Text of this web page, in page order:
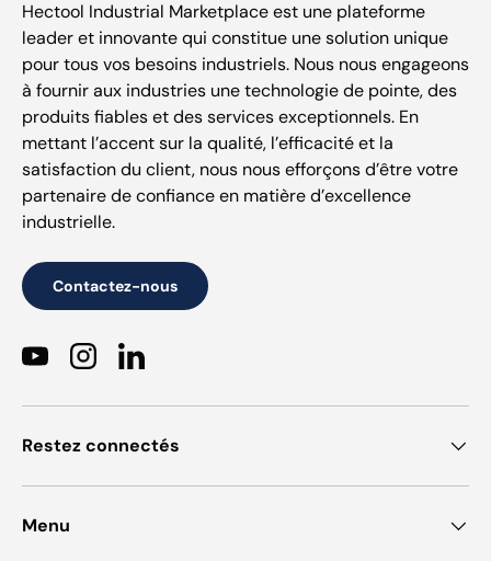
Hectool Industrial Marketplace est une plateforme
leader et innovante qui constitue une solution unique
pour tous vos besoins industriels. Nous nous engageons
à fournir aux industries une technologie de pointe, des
produits fiables et des services exceptionnels. En
mettant l’accent sur la qualité, l’efficacité et la
satisfaction du client, nous nous efforçons d’être votre
partenaire de confiance en matière d’excellence
industrielle.
Contactez-nous
YouTubeInstagramLinkedIn
Restez connectés
Menu